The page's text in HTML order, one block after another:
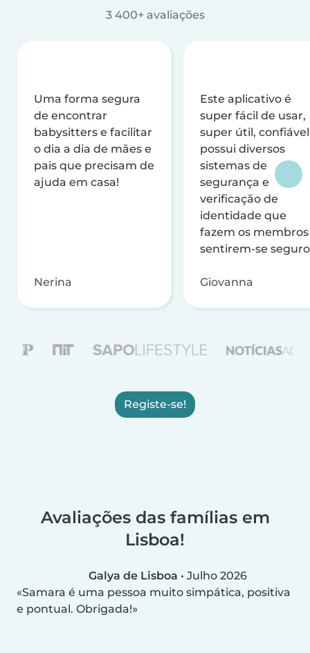
3 400+ avaliações
Uma forma segura
de encontrar
babysitters e facilitar
o dia a dia de mães e
pais que precisam de
ajuda em casa!
Nerina
Este aplicativo é
super fácil de usar,
super útil,
possui diversos
sistemas de
segurança e
verificação de
identidade que
fazem os membros
sentirem-se
Giovanna
Registe-se!
Avaliações das famílias em
Lisboa!
Galya de Lisboa • Julho 2026
Samara é uma pessoa muito simpática, positiva
e pontual. Obrigada!